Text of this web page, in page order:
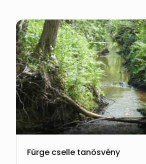
Fürge cselle tanösvény